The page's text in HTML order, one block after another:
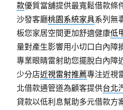
款優質當舖提供最寬鬆借款條
沙發客廳桃園系統家具系列無
板您家居空間更加舒適健康低
量對產生影響用小切口白內障
專業眼睛雷射助您擺脫白內障
少分店近視雷射推薦專注近視
北借款通管道為顧客提供台北
貸款以低利息幫助多元借款方